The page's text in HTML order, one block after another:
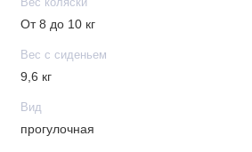
• Тип складывания: книжка
• Материал колес: EVA
• Регулируемая ручка
• Вместительная корзина с доступом в
Вес коляски
От 8 до 10 кг
Вес с сиденьем
9,6 кг
Вид
прогулочная